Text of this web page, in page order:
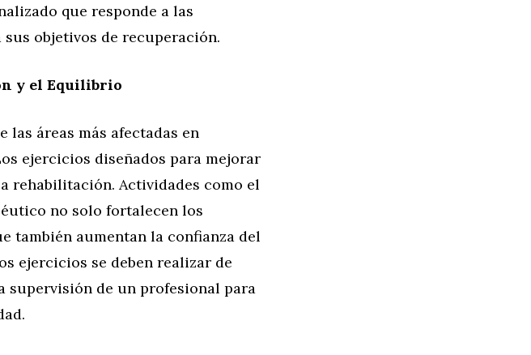
que responde a las
objetivos de recuperación.
y el Equilibrio
áreas más afectadas en
ejercicios diseñados para mejorar
rehabilitación. Actividades como el
no solo fortalecen los
también aumentan la confianza del
ejercicios se deben realizar de
supervisión de un profesional para